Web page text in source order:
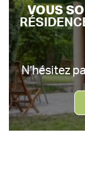
VOUS
N’hésitez